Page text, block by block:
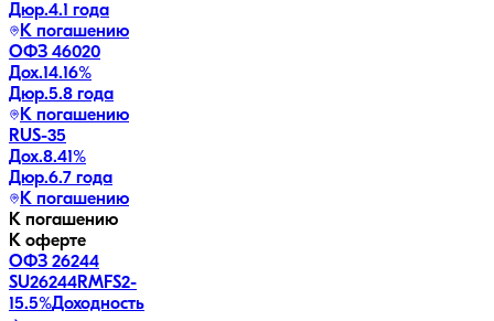
Дюр.4.1 года
К погашению
ОФЗ 46020
Дох.14.16%
Дюр.5.8 года
К погашению
RUS-35
Дох.8.41%
Дюр.6.7 года
К погашению
К погашению
К оферте
ОФЗ 26244
SU26244RMFS2-
15.5%Доходность